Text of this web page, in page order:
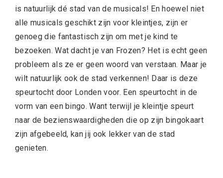
is natuurlijk dé stad van de musicals! En hoewel niet
alle musicals geschikt zijn voor kleintjes, zijn er
genoeg die fantastisch zijn om met je kind te
bezoeken. Wat dacht je van Frozen? Het is echt geen
probleem als ze er geen woord van verstaan. Maar je
wilt natuurlijk ook de stad verkennen! Daar is deze
speurtocht door Londen voor. Een speurtocht in de
vorm van een bingo. Want terwijl je kleintje speurt
naar de bezienswaardigheden die op zijn bingokaart
zijn afgebeeld, kan jij ook lekker van de stad
genieten.